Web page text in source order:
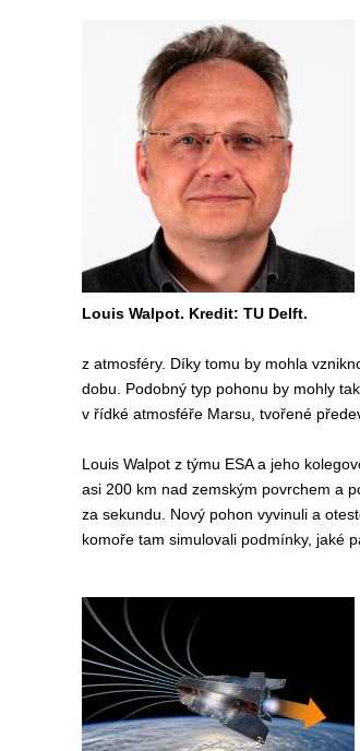
Louis Walpot. Kredit: TU Delft.
z atmosféry. Díky tomu by mohla
dobu. Podobný typ pohonu by mohly
v řídké atmosféře Marsu, tvořené
Louis Walpot z týmu ESA a jeho
asi 200 km nad zemským povrchem a
za sekundu. Nový pohon vyvinuli a
komoře tam simulovali podmínky, jaké